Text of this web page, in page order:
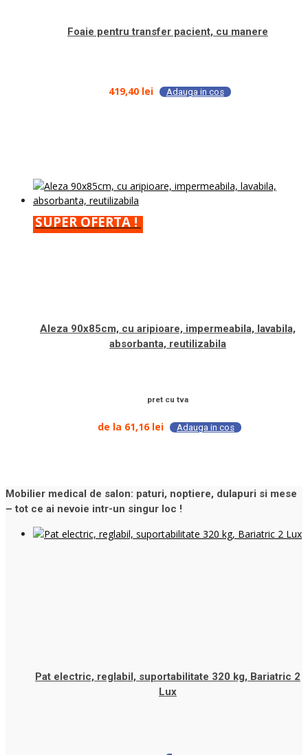
Foaie pentru transfer pacient, cu manere
419,40 lei Adauga in cos
SUPER OFERTA !
Aleza 90x85cm, cu aripioare, impermeabila, lavabila,
absorbanta, reutilizabila
pret cu tva
de la 61,16 lei Adauga in cos
Mobilier medical de salon: paturi, noptiere, dulapuri si mese
– tot ce ai nevoie intr-un singur loc !
Pat electric, reglabil, suportabilitate 320 kg, Bariatric 2
Lux